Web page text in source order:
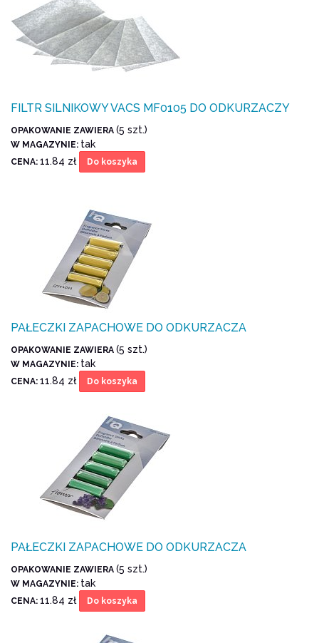
FILTR SILNIKOWY VACS MF0105 DO ODKURZACZY
OPAKOWANIE ZAWIERA (5 szt.)
W MAGAZYNIE: tak
CENA: 11.84 zł Do koszyka
PAŁECZKI ZAPACHOWE DO ODKURZACZA
OPAKOWANIE ZAWIERA (5 szt.)
W MAGAZYNIE: tak
CENA: 11.84 zł Do koszyka
PAŁECZKI ZAPACHOWE DO ODKURZACZA
OPAKOWANIE ZAWIERA (5 szt.)
W MAGAZYNIE: tak
CENA: 11.84 zł Do koszyka